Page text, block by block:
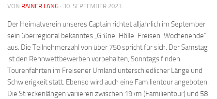
VON RAINER LANG · 30. SEPTEMBER 2023
Der Heimatverein unseres Captain richtet alljährlich im September
sein überregional bekanntes „Grüne-Hölle-Freisen-Wochenende“
aus. Die Teilnehmerzahl von über 750 spricht für sich. Der Samstag
ist den Rennwettbewerben vorbehalten, Sonntags finden
Tourenfahrten im Freisener Umland unterschiedlicher Länge und
Schwierigkeit statt. Ebenso wird auch eine Familientour angeboten.
Die Streckenlängen variieren zwischen 19km (Familientour) und 58